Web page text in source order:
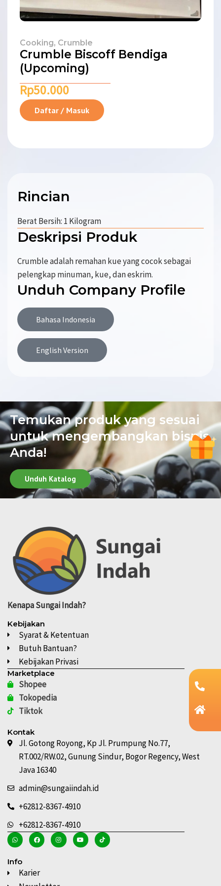
Cooking, Crumble
Crumble Biscoff Bendiga
(Upcoming)
Rp50.000
Daftar / Masuk
Rincian
Berat Bersih: 1 Kilogram
Deskripsi Produk
Crumble adalah remahan kue yang cocok sebagai
pelengkap minuman, kue, dan eskrim.
Unduh Company Profile
Bahasa Indonesia
English Version
Temukan produk yang sesuai
untuk mengembangkan bisnis
Anda!
Unduh Katalog
KenapaSungai Indah?
Kebijakan
Syarat & Ketentuan
Butuh Bantuan?
Kebijakan Privasi
Marketplace
Shopee
Tokopedia
Tiktok
Kontak
Jl. Gotong Royong, Kp Jl. Prumpung No.77,
RT.002/RW.02, Gunung Sindur, Bogor Regency, West
Java 16340
admin@sungaiindah.id
+62812-8367-4910
+62812-8367-4910
Info
Karier